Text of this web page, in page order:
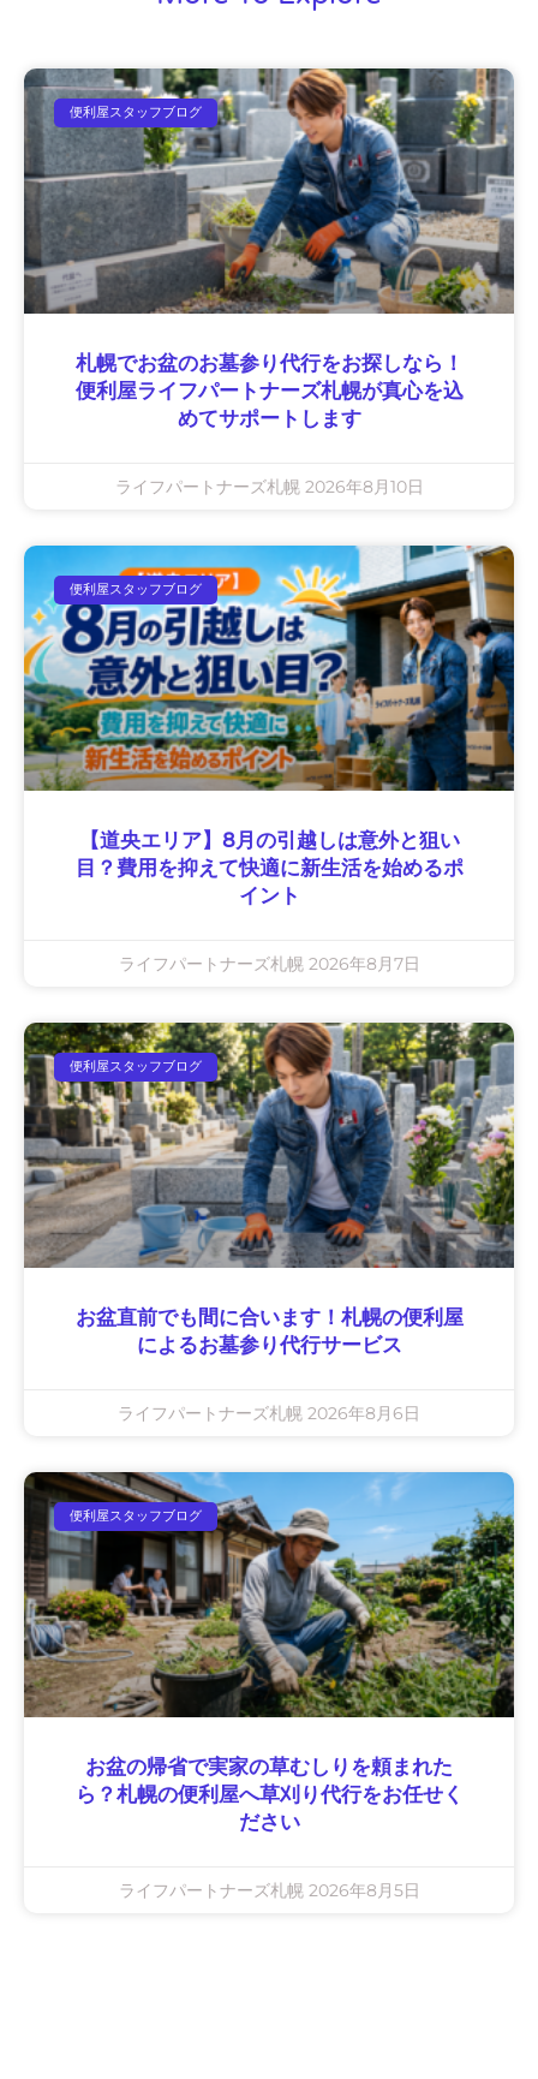
便利屋スタッフブログ
札幌でお盆のお墓参り代行をお探しなら！
便利屋ライフパートナーズ札幌が真心を込
めてサポートします
ライフパートナーズ札幌 2026年8月10日
便利屋スタッフブログ
【道央エリア】8月の引越しは意外と狙い
目？費用を抑えて快適に新生活を始めるポ
イント
ライフパートナーズ札幌 2026年8月7日
便利屋スタッフブログ
お盆直前でも間に合います！札幌の便利屋
によるお墓参り代行サービス
ライフパートナーズ札幌 2026年8月6日
便利屋スタッフブログ
お盆の帰省で実家の草むしりを頼まれた
ら？札幌の便利屋へ草刈り代行をお任せく
ださい
ライフパートナーズ札幌 2026年8月5日